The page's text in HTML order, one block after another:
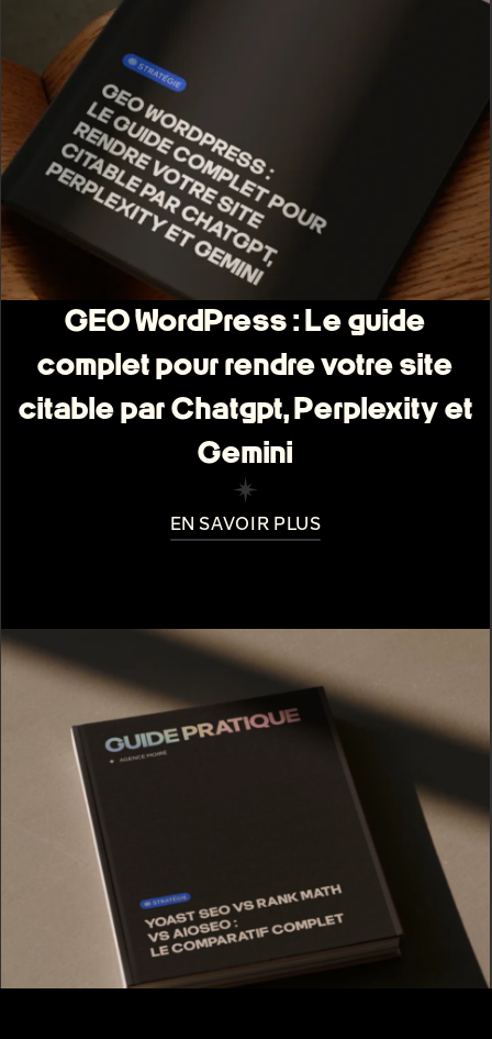
GEO WordPress : Le guide
complet pour rendre votre site
citable par Chatgpt, Perplexity et
Gemini
EN SAVOIR PLUS